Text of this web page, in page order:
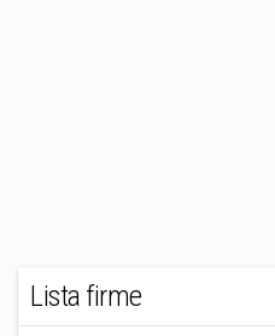
Lista firme